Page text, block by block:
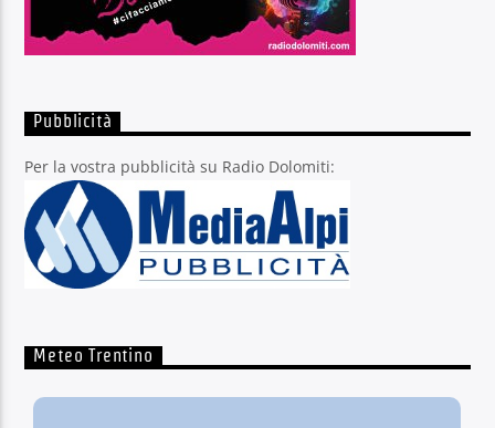
Pubblicità
Per la vostra pubblicità su Radio Dolomiti:
Meteo Trentino